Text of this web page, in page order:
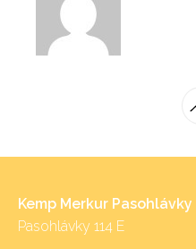
Kemp Merkur Pasohlávky
Pasohlávky 114 E